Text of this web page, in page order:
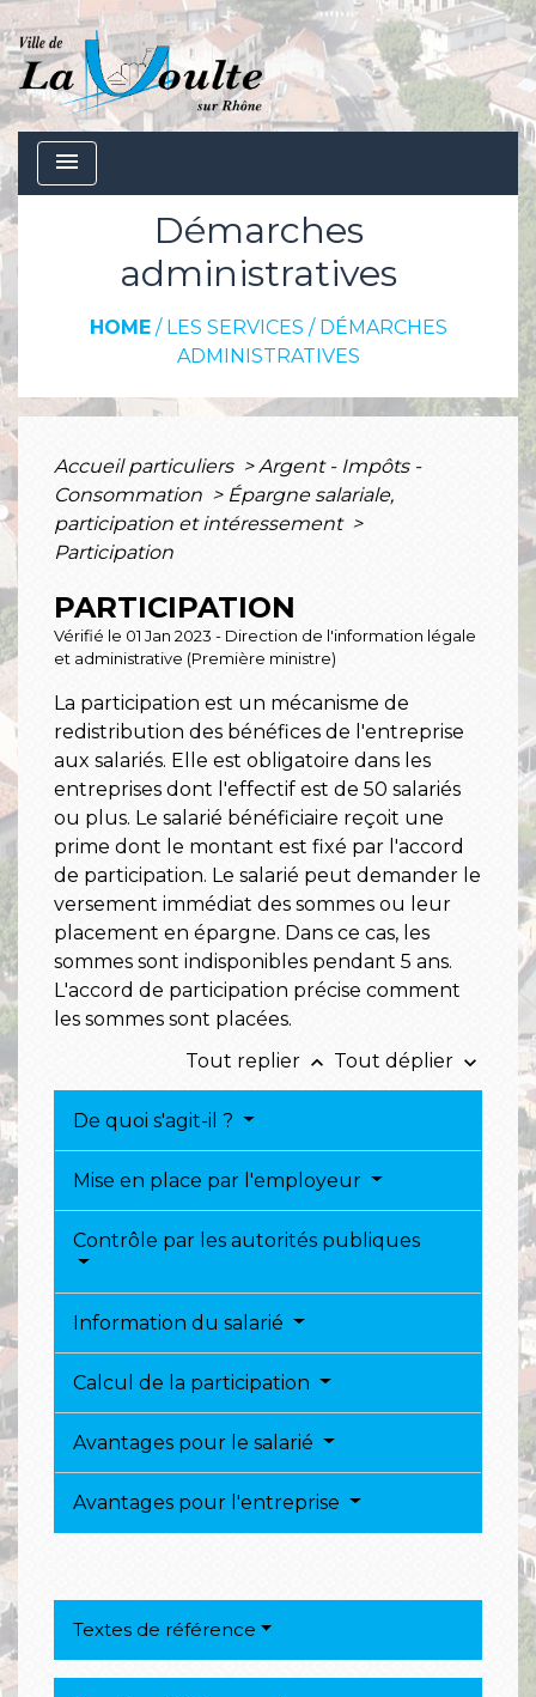
menu
Démarches
administratives
HOME/ LES SERVICES / DÉMARCHES
ADMINISTRATIVES
Accueil particuliers > Argent - Impôts -
Consommation > Épargne salariale,
participation et intéressement >
Participation
PARTICIPATION
Vérifié le 01 Jan 2023 - Direction de l'information légale
et administrative (Première ministre)
La participation est un mécanisme de
redistribution des bénéfices de l'entreprise
aux salariés. Elle est obligatoire dans les
entreprises dont l'effectif est de 50 salariés
ou plus. Le salarié bénéficiaire reçoit une
prime dont le montant est fixé par l'accord
de participation. Le salarié peut demander le
versement immédiat des sommes ou leur
placement en épargne. Dans ce cas, les
sommes sont indisponibles pendant 5 ans.
L'accord de participation précise comment
les sommes sont placées.
Tout replier keyboard_arrow_up Tout déplier keyboard_arrow_down
De quoi s'agit-il ?
Mise en place par l'employeur
Contrôle par les autorités publiques
Information du salarié
Calcul de la participation
Avantages pour le salarié
Avantages pour l'entreprise
Textes de référence